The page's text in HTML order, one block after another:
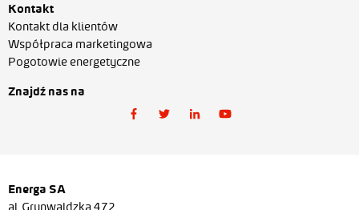
Kontakt
Kontakt dla klientów
Współpraca marketingowa
Pogotowie energetyczne
Znajdź nas na
Energa SA
al. Grunwaldzka 472